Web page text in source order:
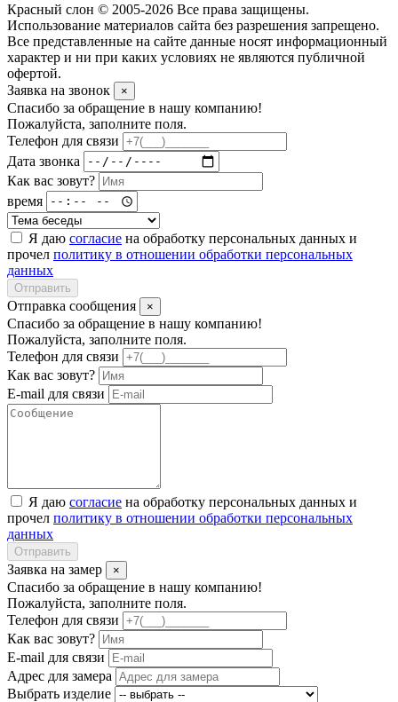
Красный слон © 2005-2026 Все права защищены.
Использование материалов сайта без разрешения запрещено.
Все представленные на сайте данные носят информационный
характер и ни при каких условиях не являются публичной
офертой.
Заявка на звонок
×
Спасибо за обращение в нашу компанию!
Пожалуйста, заполните поля.
Телефон для связи
Дата звонка
Как вас зовут?
время
Я даю согласие на обработку персональных данных и
прочел политику в отношении обработки персональных
данных
Отправить
Отправка сообщения ×
Спасибо за обращение в нашу компанию!
Пожалуйста, заполните поля.
Телефон для связи
Как вас зовут?
E-mail для связи
Я даю согласие на обработку персональных данных и
прочел политику в отношении обработки персональных
данных
Отправить
Заявка на замер ×
Спасибо за обращение в нашу компанию!
Пожалуйста, заполните поля.
Телефон для связи
Как вас зовут?
E-mail для связи
Адрес для замера
Выбрать изделие